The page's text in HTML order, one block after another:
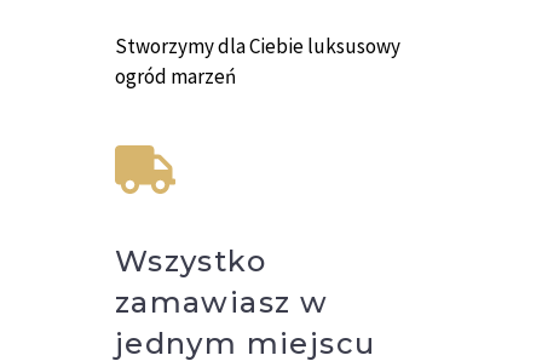
Stworzymy dla Ciebie luksusowy
ogród marzeń
Wszystko
zamawiasz w
jednym miejscu